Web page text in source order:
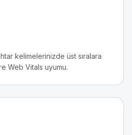
kelimelerinizde üst sıralara
Web Vitals uyumu.